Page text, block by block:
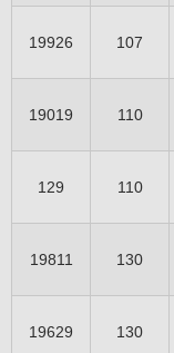
19926 107
19019 110
129 110
19811 130
19629 130